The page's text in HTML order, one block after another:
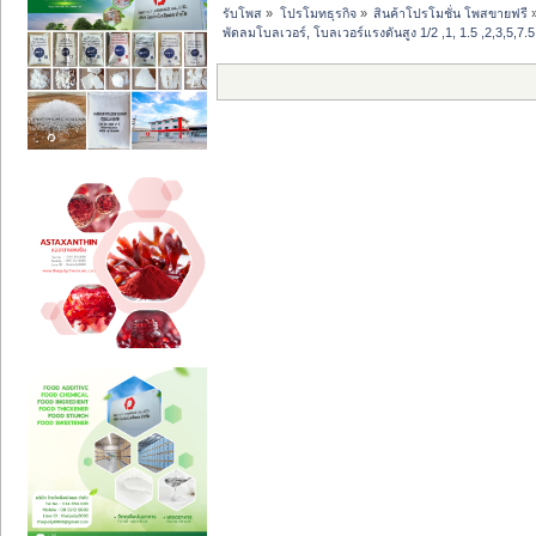
รับโพส » โปรโมทธุรกิจ» สินค้าโปรโมชั่น โพสขายฟรี
พัดลมโบลเวอร์, โบลเวอร์แรงดันสูง 1/2 ,1, 1.5